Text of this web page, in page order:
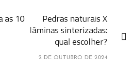
as 10
Pedras naturais X
lâminas sinterizadas:
qual escolher?
2 DE OUTUBRO DE 2024